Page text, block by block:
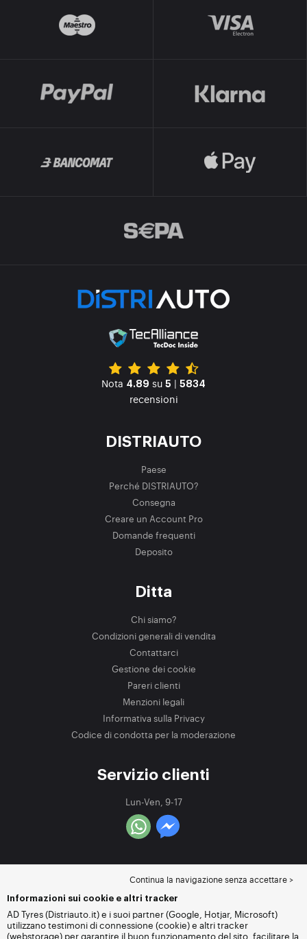
Nota 4.89 su 5 | 5834
recensioni
DISTRIAUTO
Paese
Perché DISTRIAUTO?
Consegna
Creare un Account Pro
Domande frequenti
Deposito
Ditta
Chi siamo?
Condizioni generali di vendita
Contattarci
Gestione dei cookie
Pareri clienti
Menzioni legali
Informativa sulla Privacy
Codice di condotta per la moderazione
Servizio clienti
Lun-Ven, 9-17
Continua la navigazione senza accettare >
Informazioni sui cookie e altri tracker
AD Tyres (Distriauto.it) e i suoi partner (Google, Hotjar, Microsoft)
utilizzano testimoni di connessione (cookie) e altri tracker
(webstorage) per garantire il buon funzionamento del sito, facilitare la